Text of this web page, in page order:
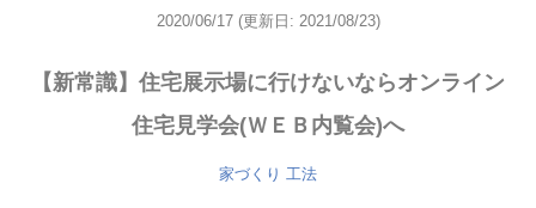
2020/06/17 (更新日: 2021/08/23)
【新常識】住宅展示場に行けないならオンライン
住宅見学会(ＷＥＢ内覧会)へ
家づくり 工法